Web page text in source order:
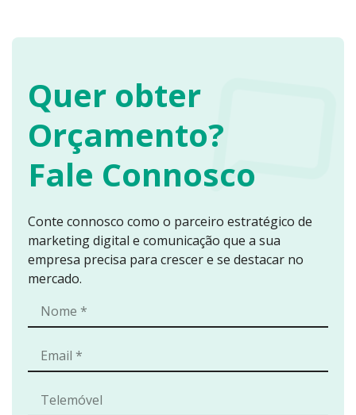
Quer obter
Orçamento?
Fale Connosco
Conte connosco como o parceiro estratégico de
marketing digital e comunicação que a sua
empresa precisa para crescer e se destacar no
mercado.